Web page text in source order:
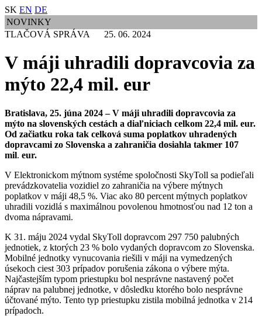
SK EN DE
NOVINKY
TLAČOVÁ SPRÁVA 25. 06. 2024
V máji uhradili dopravcovia za
mýto 22,4 mil. eur
Bratislava, 25. júna 2024 – V máji uhradili dopravcovia za
mýto na slovenských cestách a diaľniciach celkom 22,4 mil. eur.
Od začiatku roka tak celková suma poplatkov uhradených
dopravcami zo Slovenska a zahraničia dosiahla takmer 107
mil. eur.
V Elektronickom mýtnom systéme spoločnosti SkyToll sa podieľali
prevádzkovatelia vozidiel zo zahraničia na výbere mýtnych
poplatkov v máji 48,5 %. Viac ako 80 percent mýtnych poplatkov
uhradili vozidlá s maximálnou povolenou hmotnosťou nad 12 ton a
dvoma nápravami.
K 31. máju 2024 vydal SkyToll dopravcom 297 750 palubných
jednotiek, z ktorých 23 % bolo vydaných dopravcom zo Slovenska.
Mobilné jednotky vynucovania riešili v máji na vymedzených
úsekoch ciest 303 prípadov porušenia zákona o výbere mýta.
Najčastejším typom priestupku bol nesprávne nastavený počet
náprav na palubnej jednotke, v dôsledku ktorého bolo nesprávne
účtované mýto. Tento typ priestupku zistila mobilná jednotka v 214
prípadoch.